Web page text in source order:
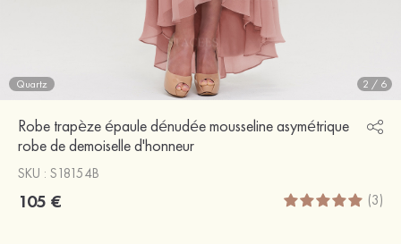
Quartz 2 / 6
Robe trapèze épaule dénudée mousseline asymétrique
robe de demoiselle d'honneur
SKU : S18154B
105 € (3)